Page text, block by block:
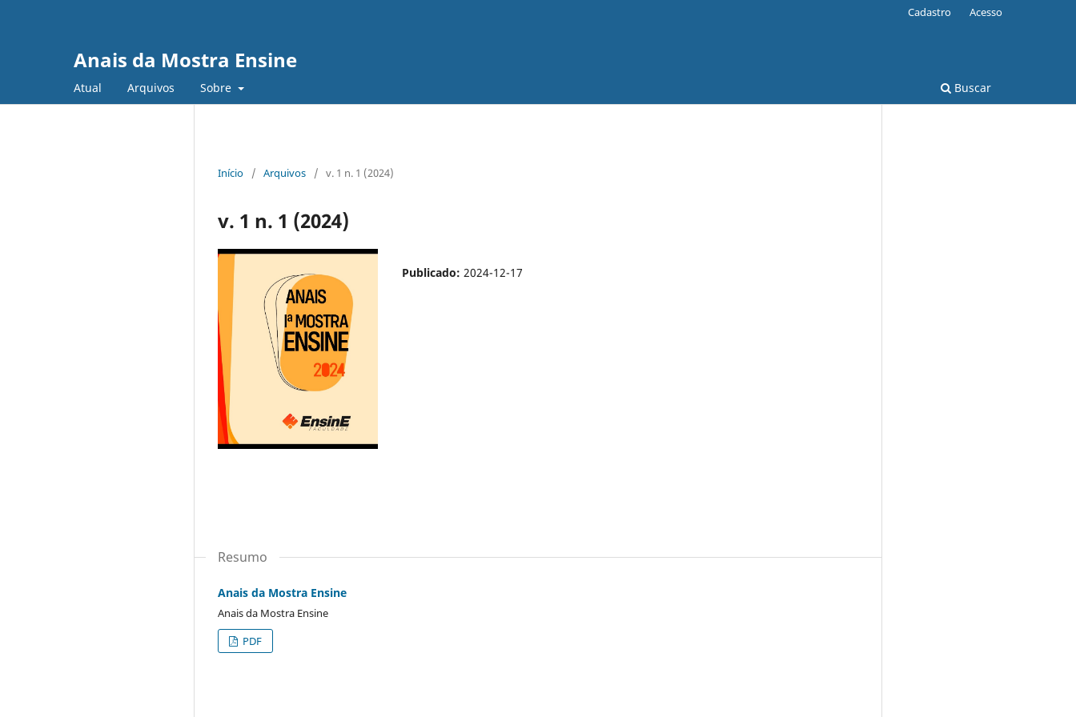
Anais da Mostra Ensine
Atual Arquivos Sobre Buscar
Cadastro Acesso
Início / Arquivos / v. 1 n. 1 (2024)
v. 1 n. 1 (2024)
Publicado: 2024-12-17
Resumo
Anais da Mostra Ensine
Anais da Mostra Ensine
PDF